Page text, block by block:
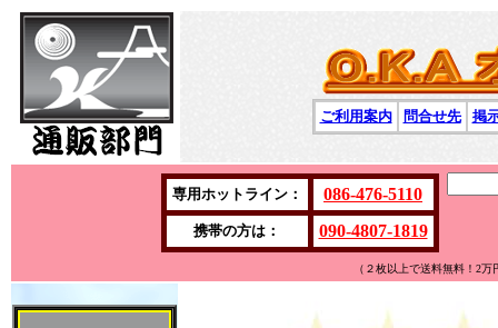
ご利用案内 問合せ先 掲
専用ホットライン： 086-476-5110
携帯の方は： 090-4807-1819
（２枚以上で送料無料！2